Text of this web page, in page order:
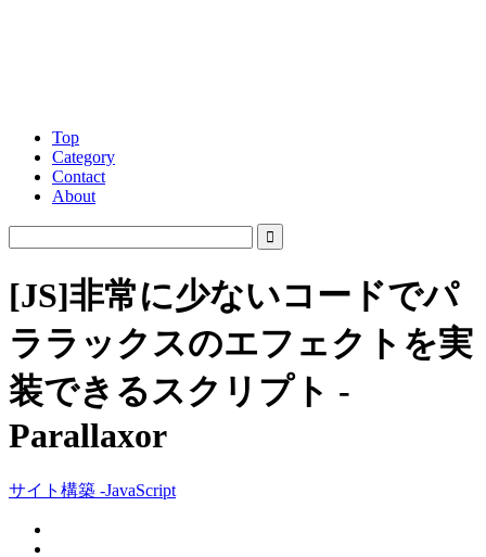
Top
Category
Contact
About
[JS]非常に少ないコードでパ
ララックスのエフェクトを実
装できるスクリプト -
Parallaxor
サイト構築 -JavaScript